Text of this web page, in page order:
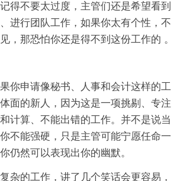
得不要太过度，主管们还是希望看到
进行团队工作，如果你太有个性，不
，那恐怕你还是得不到这份工作的 。
你申请像秘书、人事和会计这样的工
面的新人，因为这是一项挑剔、专注
计算、不能出错的工作。并不是说当
不能强硬，只是主管可能宁愿任命一
仍然可以表现出你的幽默。
杂的工作，讲了几个笑话会更容易，